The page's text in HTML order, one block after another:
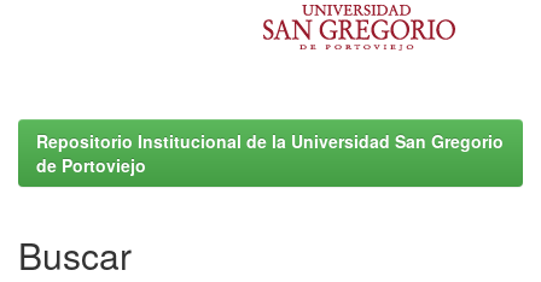
Repositorio Institucional de la Universidad San Gregorio
de Portoviejo
Buscar